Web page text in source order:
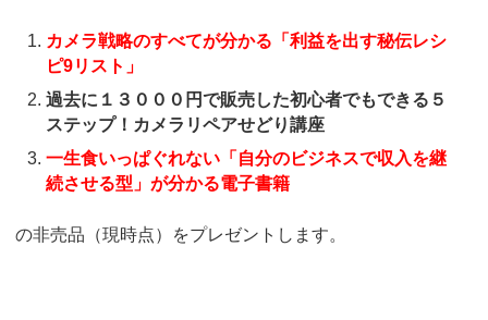
カメラ戦略のすべてが分かる「利益を出す秘伝レシ
ピ9リスト」
過去に１３０００円で販売した初心者でもできる５
ステップ！カメラリペアせどり講座
一生食いっぱぐれない「自分のビジネスで収入を継
続させる型」が分かる電子書籍
の非売品（現時点）をプレゼントします。